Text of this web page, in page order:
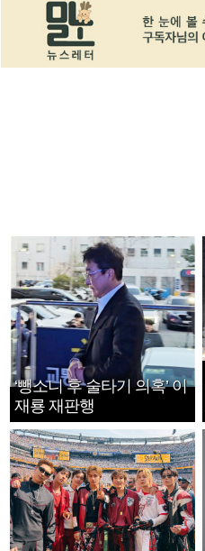
‘뺑소니 후 술타기 의혹’ 이
재룡 재판행